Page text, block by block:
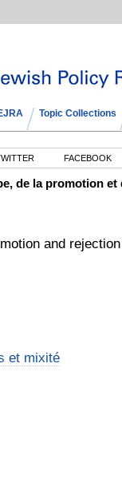
Topic Collections
FACEBOOK
de la promotion et
and
et mixité